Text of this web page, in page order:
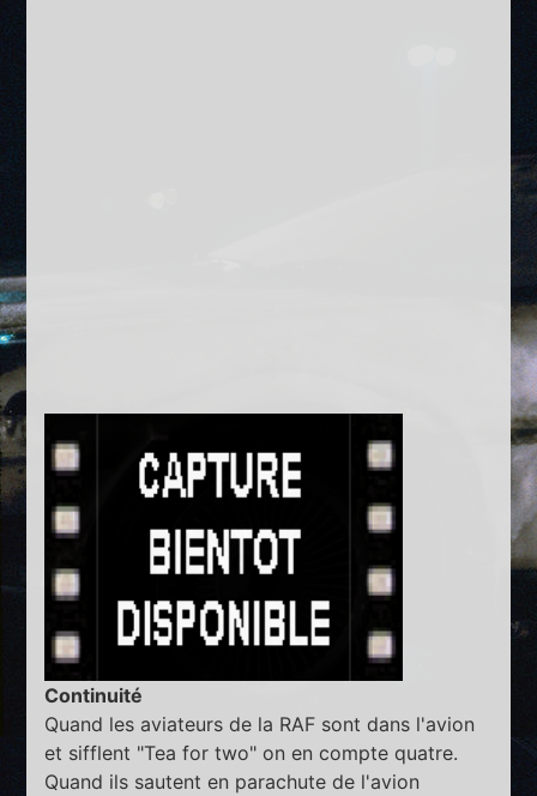
Continuité
Quand les aviateurs de la RAF sont dans l'avion
et sifflent "Tea for two" on en compte quatre.
Quand ils sautent en parachute de l'avion